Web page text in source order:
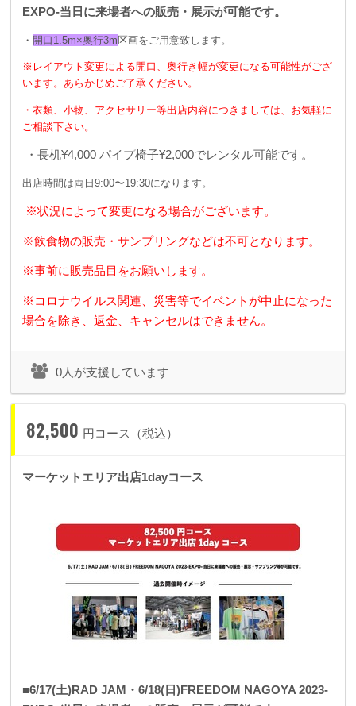
EXPO-当日に来場者への販売・展示が可能です。
・ 開口1.5m×奥行3m区画をご用意致します。
※レイアウト変更による開口、奥行き幅が変更になる可能性がござ
います。あらかじめご了承ください。
・衣類、小物、アクセサリー等出店内容につきましては、お気軽に
ご相談下さい。
・長机¥4,000 パイプ椅子¥2,000でレンタル可能です。
出店時間は両日9:00〜19:30になります。
※状況によって変更になる場合がございます。
※飲食物の販売・サンプリングなどは不可となります。
※事前に販売品目をお願いします。
※コロナウイルス関連、災害等でイベントが中止になった
場合を除き、返金、キャンセルはできません。
0人が支援しています
82,500 円コース（税込）
マーケットエリア出店1dayコース
■6/17(土)RAD JAM・6/18(日)FREEDOM NAGOYA 2023-